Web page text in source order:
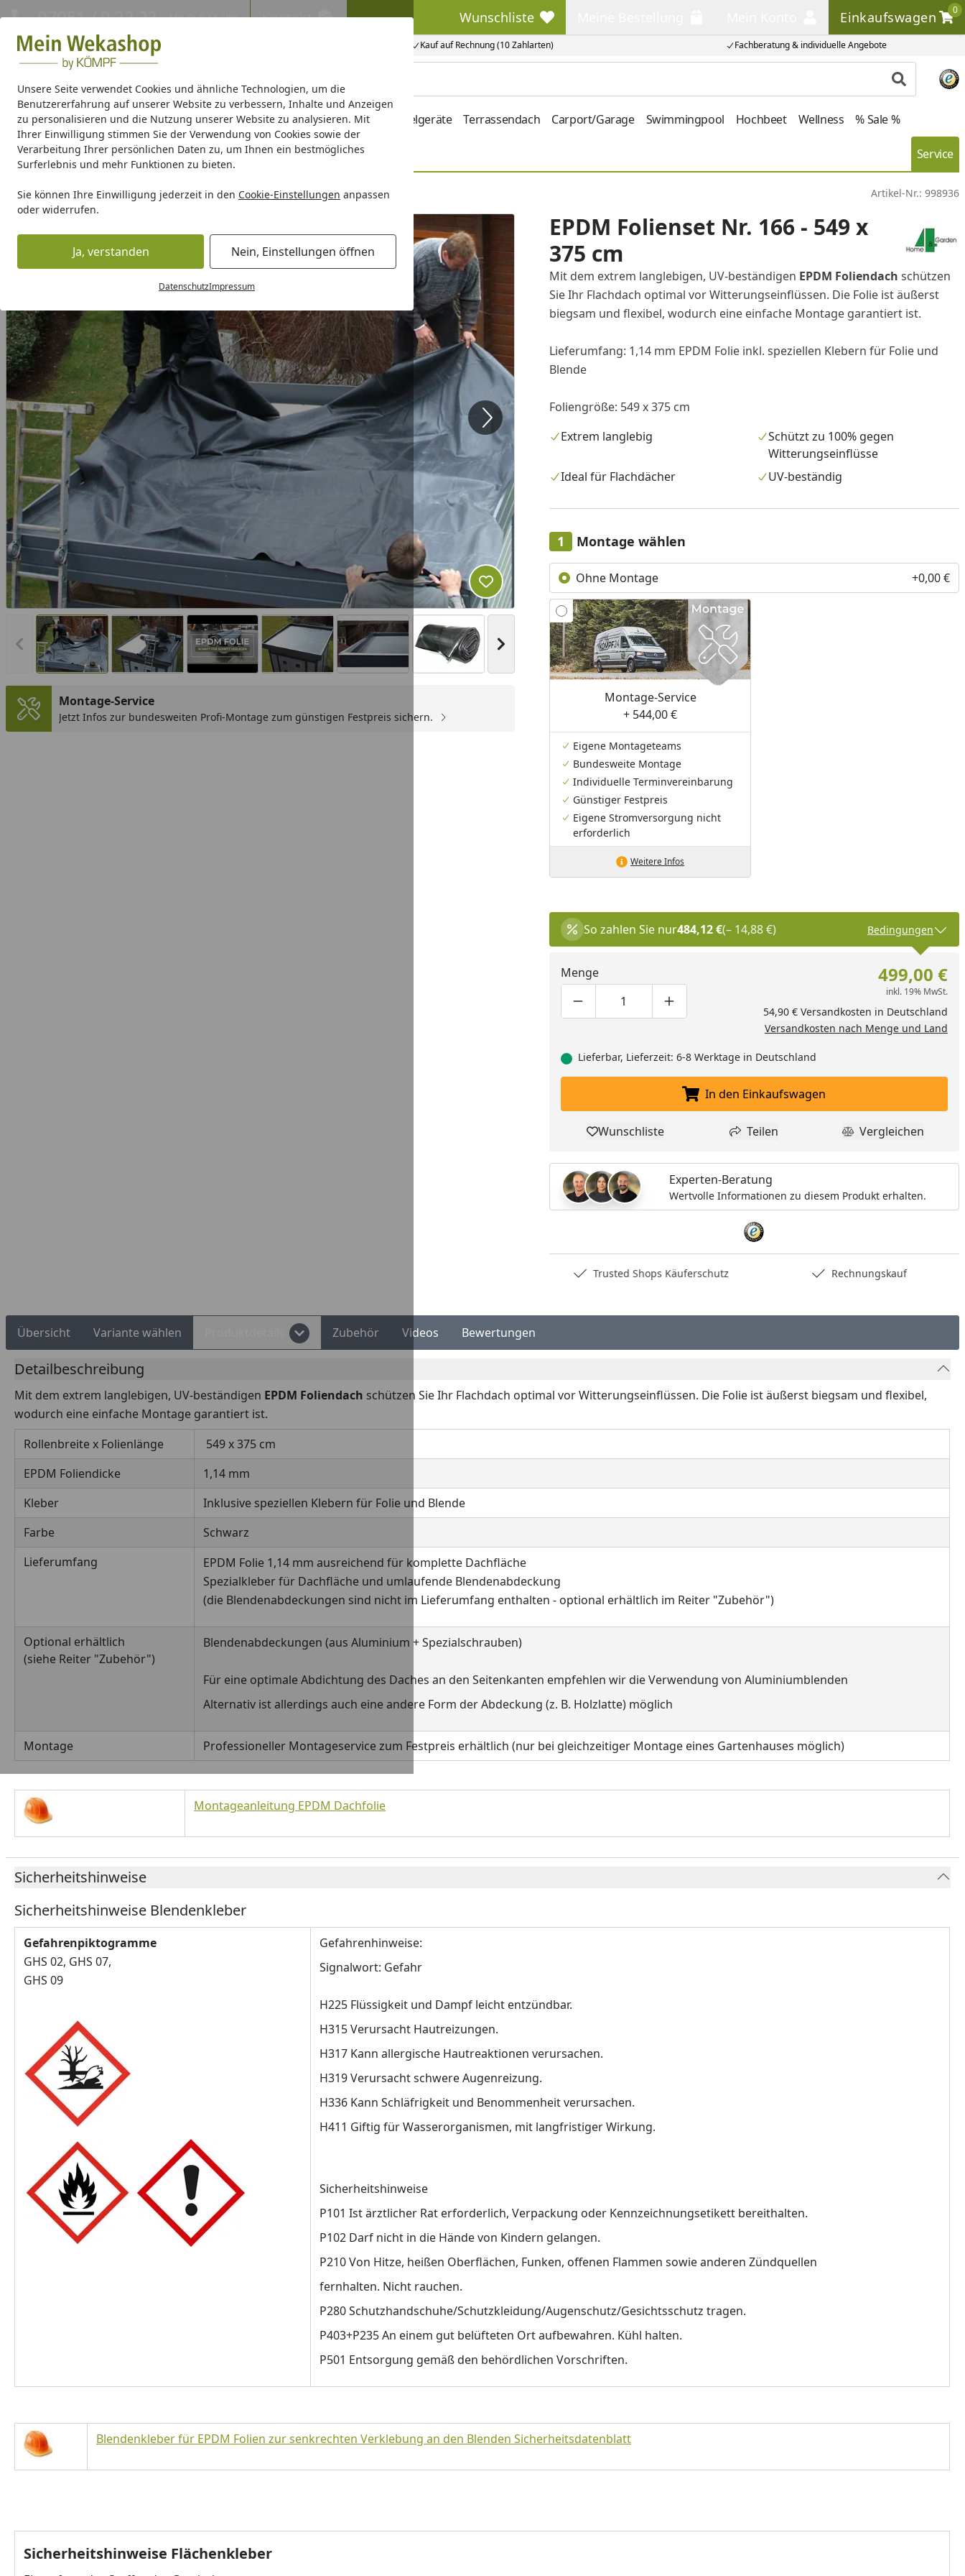
Unsere Seite verwendet Cookies und ähnliche Technologien, um die
Benutzererfahrung auf unserer Website zu verbessern, Inhalte und Anzeigen
zu personalisieren und die Nutzung unserer Website zu analysieren. Mit
Ihrer Einwilligung stimmen Sie der Verwendung von Cookies sowie der
Verarbeitung Ihrer persönlichen Daten zu, um Ihnen ein bestmögliches
Surferlebnis und mehr Funktionen zu bieten.
Sie können Ihre Einwilligung jederzeit in den Cookie-Einstellungen anpassen
oder widerrufen.
Ja, verstanden Nein, Einstellungen öffnen
DatenschutzImpressum
Eigene Montage-Teams Kauf auf Rechnung (10 Zahlarten) Fachberatung & individuelle Angebote
07051 / 9 22 22 Mo-Fr. 8-16 Uhr Kontakt Wunschliste
Wunschliste Einkaufswagen
0
Einkaufswagen
Produkt
Gartenhaus Holz Gartenhaus Metall Pavillon Aufbewahrung Kinderspielgeräte Terrassendach Carport/Garage Swimmingpool Hochbeet Wellness % Sale %
Weka Produktserien Service
Startseite
EPDM Folienset Nr. 166 - 549 x 375 cm Artikel-Nr.: 998936
Vorheriges Bild anzeigen Nächstes Bild anzeigen
Produkt zur Wunschliste hinzufügen
Montage-Service
Jetzt Infos zur bundesweiten Profi-Montage zum günstigen Festpreis sichern.
EPDM Folienset Nr. 166 - 549 x
375 cm
Mit dem extrem langlebigen, UV-beständigen EPDM Foliendach schützen
Sie Ihr Flachdach optimal vor Witterungseinflüssen. Die Folie ist äußerst
biegsam und flexibel, wodurch eine einfache Montage garantiert ist.
Lieferumfang: 1,14 mm EPDM Folie inkl. speziellen Klebern für Folie und
Blende
Foliengröße: 549 x 375 cm
Extrem langlebig
Schützt zu 100% gegen
Witterungseinflüsse
Ideal für Flachdächer
UV-beständig
Montage wählen
Ohne Montage +0,00 €
Montage-Service
+ 544,00 €
Eigene Montageteams
Bundesweite Montage
Individuelle Terminvereinbarung
Günstiger Festpreis
Eigene Stromversorgung nicht
erforderlich
Weitere Infos
So zahlen Sie nur484,12 €(– 14,88 €) Bedingungen
Menge
Produktmenge um eins verringern
Produktmenge manuell eingeben
Produktmenge um eins erhöhen
499,00 €
inkl. 19% MwSt.
54,90 € Versandkosten in Deutschland
Versandkosten nach Menge und Land
Lieferbar, Lieferzeit: 6-8 Werktage in Deutschland
In den Einkaufswagen legen
In den Einkaufswagen
Produkt zur Wunschliste hinzufügen
Wunschliste Teilen
Teilen Produkt
Vergleichen
Experten-Beratung
Wertvolle Informationen zu diesem Produkt erhalten.
Trusted Shops Käuferschutz Rechnungskauf
Übersicht Variante wählen Zubehör Videos Bewertungen
Detailbeschreibung
Mit dem extrem langlebigen, UV-beständigen EPDM Foliendach schützen Sie Ihr Flachdach optimal vor Witterungseinflüssen. Die Folie ist äußerst biegsam und flexibel,
wodurch eine einfache Montage garantiert ist.
Rollenbreite x Folienlänge
549 x 375 cm
EPDM Foliendicke
1,14 mm
Kleber
Inklusive speziellen Klebern für Folie und Blende
Farbe
Schwarz
Lieferumfang
EPDM Folie 1,14 mm ausreichend für komplette Dachfläche
Spezialkleber für Dachfläche und umlaufende Blendenabdeckung
(die Blendenabdeckungen sind nicht im Lieferumfang enthalten - optional erhältlich im Reiter "Zubehör")
Optional erhältlich
(siehe Reiter "Zubehör")
Blendenabdeckungen (aus Aluminium + Spezialschrauben)
Für eine optimale Abdichtung des Daches an den Seitenkanten empfehlen wir die Verwendung von Aluminiumblenden
Alternativ ist allerdings auch eine andere Form der Abdeckung (z. B. Holzlatte) möglich
Montage Professioneller Montageservice zum Festpreis erhältlich (nur bei gleichzeitiger Montage eines Gartenhauses möglich)
Montageanleitung EPDM Dachfolie
Sicherheitshinweise
Sicherheitshinweise Blendenkleber
Gefahrenpiktogramme
GHS 02, GHS 07,
GHS 09
Gefahrenhinweise:
Signalwort: Gefahr
H225 Flüssigkeit und Dampf leicht entzündbar.
H315 Verursacht Hautreizungen.
H317 Kann allergische Hautreaktionen verursachen.
H319 Verursacht schwere Augenreizung.
H336 Kann Schläfrigkeit und Benommenheit verursachen.
H411 Giftig für Wasserorganismen, mit langfristiger Wirkung.
Sicherheitshinweise
P101 Ist ärztlicher Rat erforderlich, Verpackung oder Kennzeichnungsetikett bereithalten.
P102 Darf nicht in die Hände von Kindern gelangen.
P210 Von Hitze, heißen Oberflächen, Funken, offenen Flammen sowie anderen Zündquellen
fernhalten. Nicht rauchen.
P280 Schutzhandschuhe/Schutzkleidung/Augenschutz/Gesichtsschutz tragen.
P403+P235 An einem gut belüfteten Ort aufbewahren. Kühl halten.
P501 Entsorgung gemäß den behördlichen Vorschriften.
Blendenkleber für EPDM Folien zur senkrechten Verklebung an den Blenden Sicherheitsdatenblatt
Sicherheitshinweise Flächenkleber